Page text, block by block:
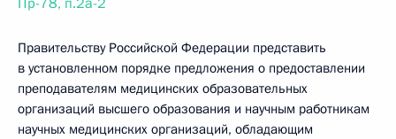
Правительству Российской Федерации представить
в установленном порядке предложения о предоставлении
преподавателям медицинских образовательных
организаций высшего образования и научным работникам
научных медицинских организаций, обладающим